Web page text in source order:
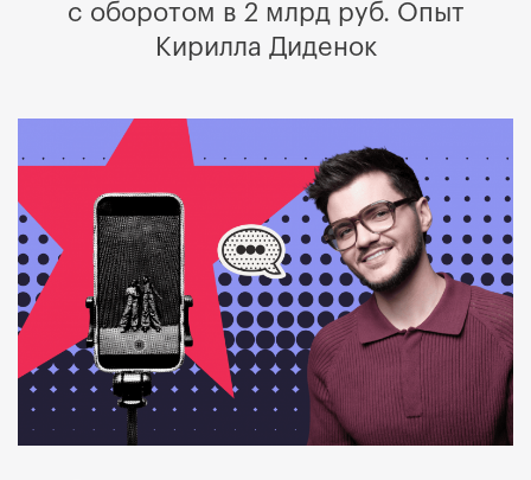
с оборотом в 2 млрд руб. Опыт
Кирилла Диденок